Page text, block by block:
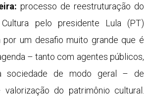
processo de reestruturação do
pelo presidente Lula (PT)
por um desafio muito grande que é
– tanto com agentes públicos,
sociedade de modo geral – de
valorização do patrimônio cultural.